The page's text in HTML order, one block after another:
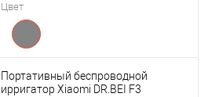
Цвет
Портативный беспроводной
ирригатор Xiaomi DR.BEI F3